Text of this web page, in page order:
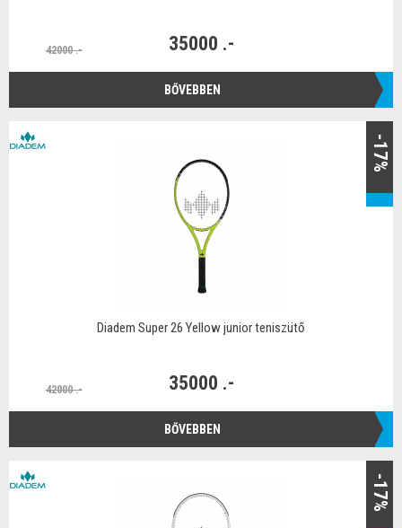
42000 .- 35000 .-
BŐVEBBEN
-17%
Diadem Super 26 Yellow junior teniszütő
42000 .- 35000 .-
BŐVEBBEN
-17%